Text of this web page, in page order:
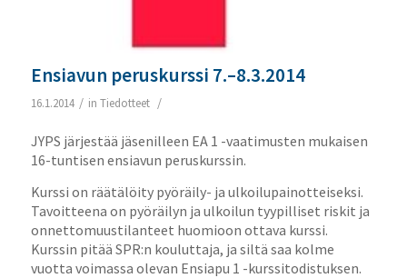
Ensiavun peruskurssi 7.–8.3.2014
16.1.2014 / in Tiedotteet /
JYPS järjestää jäsenilleen EA 1 -vaatimusten mukaisen
16-tuntisen ensiavun peruskurssin.
Kurssi on räätälöity pyöräily- ja ulkoilupainotteiseksi.
Tavoitteena on pyöräilyn ja ulkoilun tyypilliset riskit ja
onnettomuustilanteet huomioon ottava kurssi.
Kurssin pitää SPR:n kouluttaja, ja siltä saa kolme
vuotta voimassa olevan Ensiapu 1 -kurssitodistuksen.